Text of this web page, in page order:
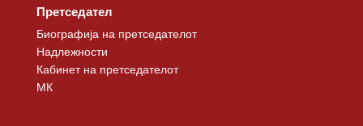
Претседател
Биографија на претседателот
Надлежности
Кабинет на претседателот
МК